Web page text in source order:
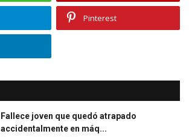
Pinterest
Fallece joven que quedó atrapado
accidentalmente en máq...